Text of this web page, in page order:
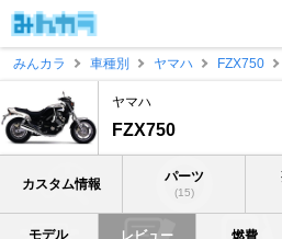
みんカラ
車種別 ヤマハ FZX750
ヤマハ
FZX750
カスタム情報 パーツ
(15)
モデル
レビュー 燃費